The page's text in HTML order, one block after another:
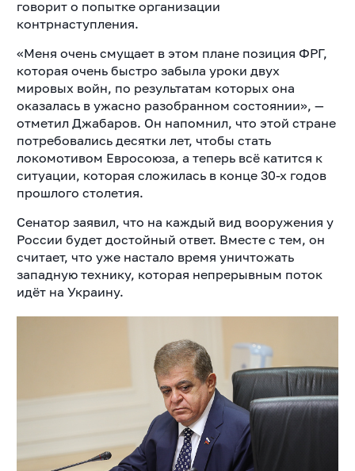
говорит о попытке организации
контрнаступления.
«Меня очень смущает в этом плане позиция ФРГ,
которая очень быстро забыла уроки двух
мировых войн, по результатам которых она
оказалась в ужасно разобранном состоянии», —
отметил Джабаров. Он напомнил, что этой стране
потребовались десятки лет, чтобы стать
локомотивом Евросоюза, а теперь всё катится к
ситуации, которая сложилась в конце 30-х годов
прошлого столетия.
Сенатор заявил, что на каждый вид вооружения у
России будет достойный ответ. Вместе с тем, он
считает, что уже настало время уничтожать
западную технику, которая непрерывным поток
идёт на Украину.